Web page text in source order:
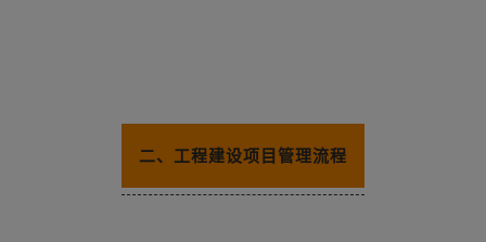
二、工程建设项目管理流程